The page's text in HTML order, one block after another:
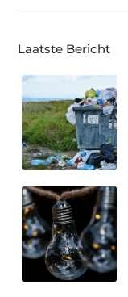
Laatste Bericht